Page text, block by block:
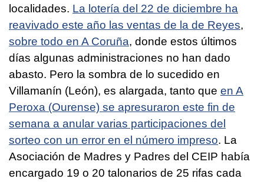
localidades. La lotería del 22 de diciembre ha
reavivado este año las ventas de la de Reyes,
sobre todo en A Coruña, donde estos últimos
días algunas administraciones no han dado
abasto. Pero la sombra de lo sucedido en
Villamanín (León), es alargada, tanto que en A
Peroxa (Ourense) se apresuraron este fin de
semana a anular varias participaciones del
sorteo con un error en el número impreso. La
Asociación de Madres y Padres del CEIP había
encargado 19 o 20 talonarios de 25 rifas cada